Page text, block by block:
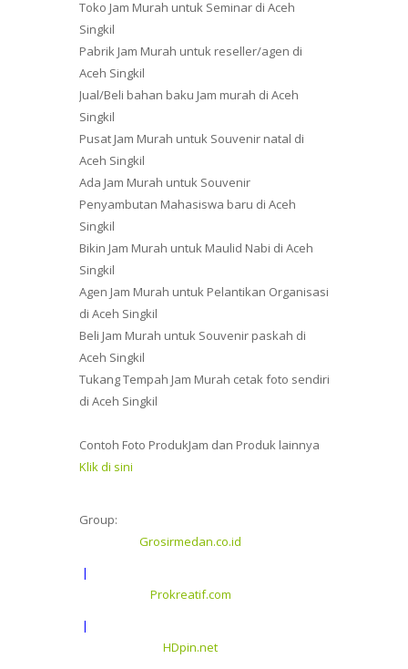
Toko Jam Murah untuk Seminar di Aceh
Singkil
Pabrik Jam Murah untuk reseller/agen di
Aceh Singkil
Jual/Beli bahan baku Jam murah di Aceh
Singkil
Pusat Jam Murah untuk Souvenir natal di
Aceh Singkil
Ada Jam Murah untuk Souvenir
Penyambutan Mahasiswa baru di Aceh
Singkil
Bikin Jam Murah untuk Maulid Nabi di Aceh
Singkil
Agen Jam Murah untuk Pelantikan Organisasi
di Aceh Singkil
Beli Jam Murah untuk Souvenir paskah di
Aceh Singkil
Tukang Tempah Jam Murah cetak foto sendiri
di Aceh Singkil
Contoh Foto ProdukJam dan Produk lainnya
Klik di sini
Group:
Grosirmedan.co.id
|
Prokreatif.com
|
HDpin.net